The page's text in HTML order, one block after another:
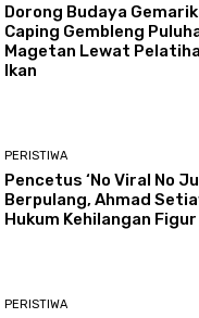
Dorong Budaya
Caping Gembleng
Magetan Lewat
Ikan
PERISTIWA
Pencetus ‘No Viral No
Berpulang, Ahmad
Hukum Kehilangan
PERISTIWA